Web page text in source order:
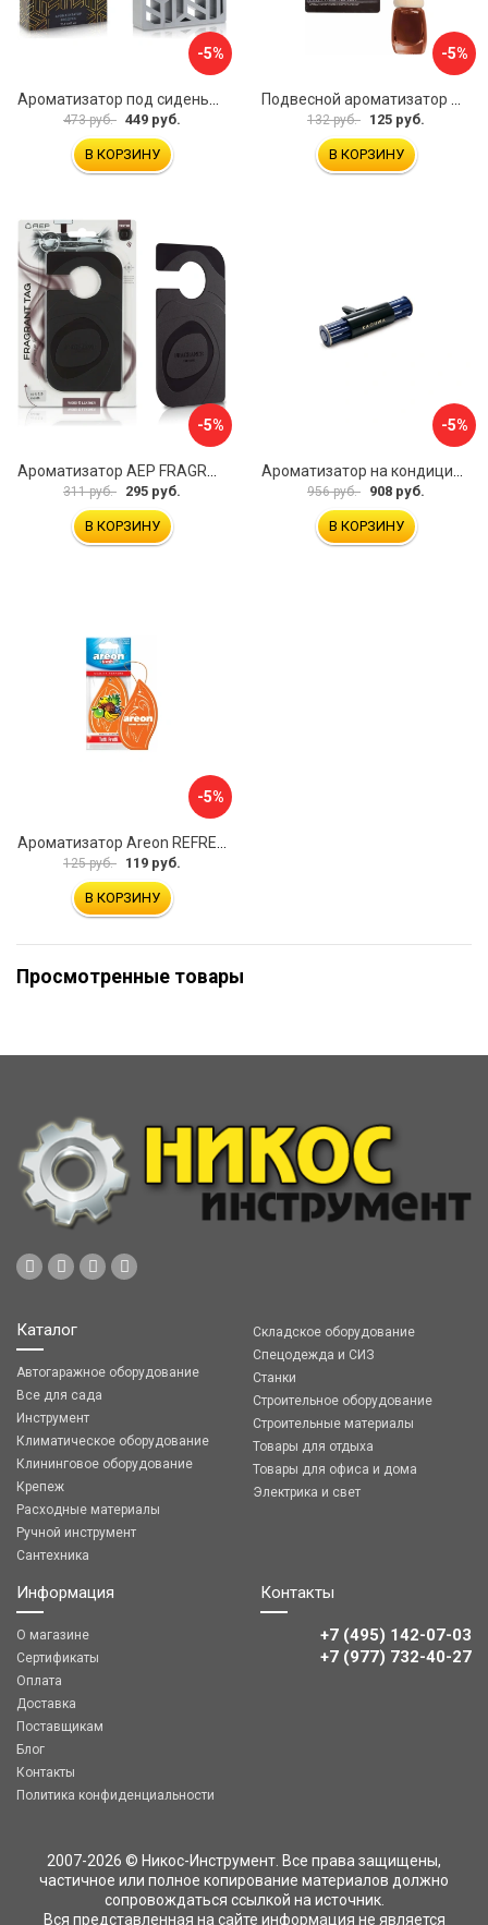
-5%
Ароматизатор под сиденье АЕР Арома Блок MAX А 3606
473 руб. 449 руб.
В КОРЗИНУ
-5%
Подвесной ароматизатор Airline Бутылочка AFBU075
132 руб. 125 руб.
В КОРЗИНУ
-5%
311 руб. 295 руб.
В КОРЗИНУ
-5%
956 руб. 908 руб.
В КОРЗИНУ
-5%
125 руб. 119 руб.
В КОРЗИНУ
Просмотренные товары
Каталог
Автогаражное оборудование
Все для сада
Инструмент
Климатическое оборудование
Клининговое оборудование
Крепеж
Расходные материалы
Ручной инструмент
Сантехника
Складское оборудование
Спецодежда и СИЗ
Станки
Строительное оборудование
Строительные материалы
Товары для отдыха
Товары для офиса и дома
Электрика и свет
Информация
О магазине
Сертификаты
Оплата
Доставка
Поставщикам
Блог
Контакты
Политика конфиденциальности
Контакты
+7 (495) 142-07-03
‎‎+7 (977) 732-40-27
2007-2026 © Никос-Инструмент. Все права защищены,
частичное или полное копирование материалов должно
сопровождаться ссылкой на источник.
Вся представленная на сайте информация не является